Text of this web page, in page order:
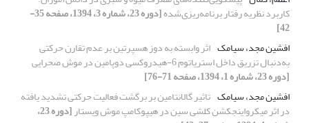
کاربرد نظریه رفتار برنامه‌ریزی‌شده [دوره 23، شماره 3، 1394، صفحه 35-
42]
افشین مجد، سیامک اثر وابسته به دوز هسپرتین بر عدم تقارن حرکتی
به‌دنبال تزریق داخل استریاتوم 6-هیدروکسی دوپامین در موش صحرایی
[دوره 23، شماره 1، 1394، صفحه 71-76]
افشین مجد، سیامک تاثیر گالانتامین بر برگشت فعالیت حرکتی تشدید یافته
در اثر میکرواینجکشن کلشی سین در هیپوکامپ موش ویستار [دوره 23،